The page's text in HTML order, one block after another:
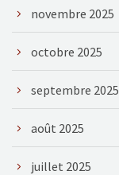
novembre 2025
octobre 2025
septembre 2025
août 2025
juillet 2025